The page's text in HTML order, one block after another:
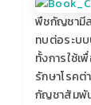
พืชกัญชามี
ทบต่อระบบ
ทั้งการใช้เ
รักษาโรคต่
กัญชาสัมพัน